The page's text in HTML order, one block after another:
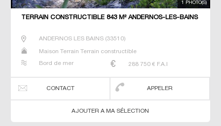
1 PHOTO(S)
TERRAIN CONSTRUCTIBLE 843 M² ANDERNOS-LES-BAINS
ANDERNOS LES BAINS(33510)
Maison Terrain Terrain constructible
Bord de mer 288 750 € F.A.I
CONTACT APPELER
AJOUTER A MA SÉLECTION